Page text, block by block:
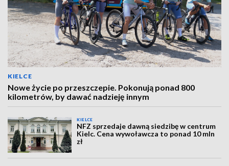
KIELCE
Nowe życie po przeszczepie. Pokonują ponad 800
kilometrów, by dawać nadzieję innym
KIELCE
NFZ sprzedaje dawną siedzibę w centrum
Kielc. Cena wywoławcza to ponad 10 mln
zł